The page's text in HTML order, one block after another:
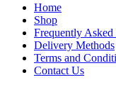
Home
Shop
Frequently Asked
Delivery Methods
Terms and
Contact Us